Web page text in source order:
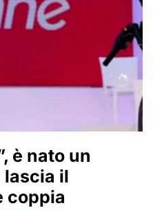
è nato un
lascia il
coppia